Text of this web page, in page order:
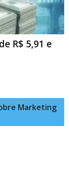
R$ 5,91 e
Marketing